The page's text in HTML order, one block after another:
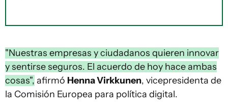
"Nuestras empresas y ciudadanos quieren innovar
y sentirse seguros. El acuerdo de hoy hace ambas
cosas", afirmó Henna Virkkunen, vicepresidenta de
la Comisión Europea para política digital.